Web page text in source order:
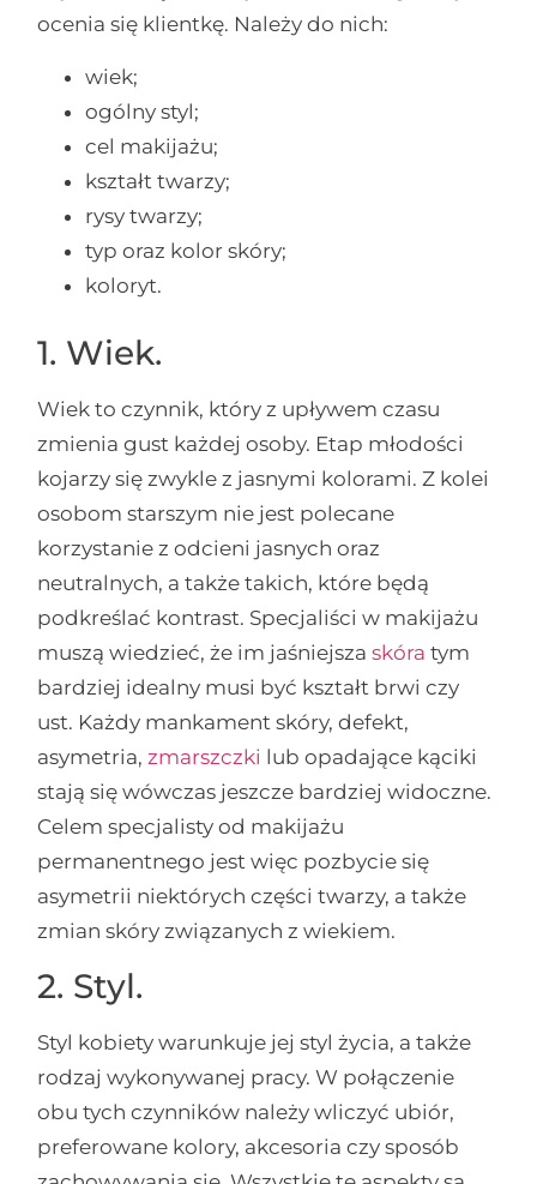
ocenia się klientkę. Należy do nich:
wiek;
ogólny styl;
cel makijażu;
kształt twarzy;
rysy twarzy;
typ oraz kolor skóry;
koloryt.
1. Wiek.
Wiek to czynnik, który z upływem czasu
zmienia gust każdej osoby. Etap młodości
kojarzy się zwykle z jasnymi kolorami. Z kolei
osobom starszym nie jest polecane
korzystanie z odcieni jasnych oraz
neutralnych, a także takich, które będą
podkreślać kontrast. Specjaliści w makijażu
muszą wiedzieć, że im jaśniejszaskóra tym
bardziej idealny musi być kształt brwi czy
ust. Każdy mankament skóry, defekt,
asymetria,zmarszczki lub opadające kąciki
stają się wówczas jeszcze bardziej widoczne.
Celem specjalisty od makijażu
permanentnego jest więc pozbycie się
asymetrii niektórych części twarzy, a także
zmian skóry związanych z wiekiem.
2. Styl.
Styl kobiety warunkuje jej styl życia, a także
rodzaj wykonywanej pracy. W połączenie
obu tych czynników należy wliczyć ubiór,
preferowane kolory, akcesoria czy sposób